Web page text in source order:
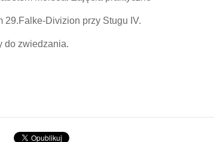
29.Falke-Divizion przy Stugu IV.
do zwiedzania.